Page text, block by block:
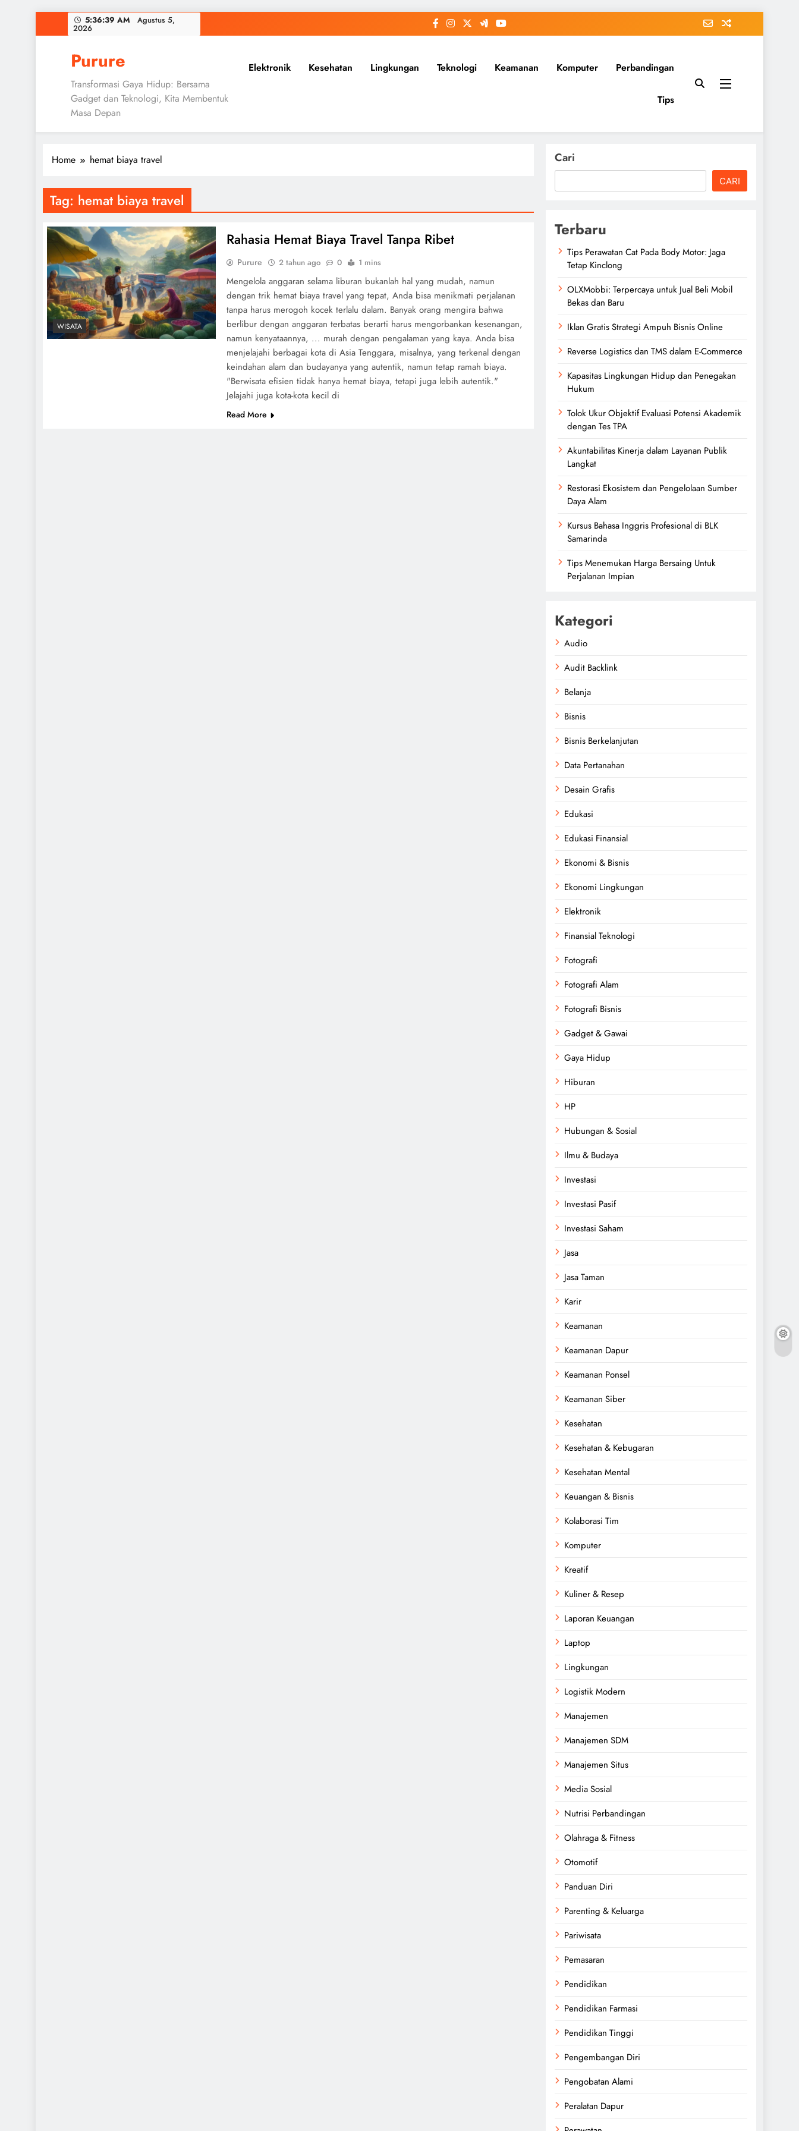
to
5:36:40 AM Agustus 5,
2026
Purure
Transformasi Gaya Hidup: Bersama
Gadget dan Teknologi, Kita Membentuk
Masa Depan
Elektronik Kesehatan Lingkungan Teknologi Keamanan Komputer Perbandingan
Tips
Home hemat biaya travel
Tag: hemat biaya travel
WISATA
Rahasia Hemat Biaya Travel Tanpa Ribet
Purure 2 tahun ago 0 1 mins
Mengelola anggaran selama liburan bukanlah hal yang mudah, namun
dengan trik hemat biaya travel yang tepat, Anda bisa menikmati perjalanan
tanpa harus merogoh kocek terlalu dalam. Banyak orang mengira bahwa
berlibur dengan anggaran terbatas berarti harus mengorbankan kesenangan,
namun kenyataannya, ... murah dengan pengalaman yang kaya. Anda bisa
menjelajahi berbagai kota di Asia Tenggara, misalnya, yang terkenal dengan
keindahan alam dan budayanya yang autentik, namun tetap ramah biaya.
"Berwisata efisien tidak hanya hemat biaya, tetapi juga lebih autentik."
Jelajahi juga kota-kota kecil di
Read More
Cari
CARI
Terbaru
Tips Perawatan Cat Pada Body Motor: Jaga
Tetap Kinclong
OLXMobbi: Terpercaya untuk Jual Beli Mobil
Bekas dan Baru
Iklan Gratis Strategi Ampuh Bisnis Online
Reverse Logistics dan TMS dalam E-Commerce
Kapasitas Lingkungan Hidup dan Penegakan
Hukum
Tolok Ukur Objektif Evaluasi Potensi Akademik
dengan Tes TPA
Akuntabilitas Kinerja dalam Layanan Publik
Langkat
Restorasi Ekosistem dan Pengelolaan Sumber
Daya Alam
Kursus Bahasa Inggris Profesional di BLK
Samarinda
Tips Menemukan Harga Bersaing Untuk
Perjalanan Impian
Kategori
Audio
Audit Backlink
Belanja
Bisnis
Bisnis Berkelanjutan
Data Pertanahan
Desain Grafis
Edukasi
Edukasi Finansial
Ekonomi & Bisnis
Ekonomi Lingkungan
Elektronik
Finansial Teknologi
Fotografi
Fotografi Alam
Fotografi Bisnis
Gadget & Gawai
Gaya Hidup
Hiburan
HP
Hubungan & Sosial
Ilmu & Budaya
Investasi
Investasi Pasif
Investasi Saham
Jasa
Jasa Taman
Karir
Keamanan
Keamanan Dapur
Keamanan Ponsel
Keamanan Siber
Kesehatan
Kesehatan & Kebugaran
Kesehatan Mental
Keuangan & Bisnis
Kolaborasi Tim
Komputer
Kreatif
Kuliner & Resep
Laporan Keuangan
Laptop
Lingkungan
Logistik Modern
Manajemen
Manajemen SDM
Manajemen Situs
Media Sosial
Nutrisi Perbandingan
Olahraga & Fitness
Otomotif
Panduan Diri
Parenting & Keluarga
Pariwisata
Pemasaran
Pendidikan
Pendidikan Farmasi
Pendidikan Tinggi
Pengembangan Diri
Pengobatan Alami
Peralatan Dapur